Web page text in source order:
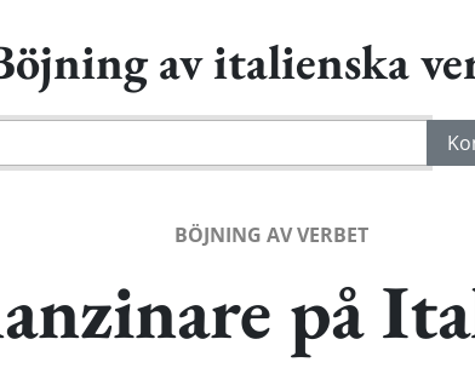
av italienska
BÖJNING AV VERBET
på